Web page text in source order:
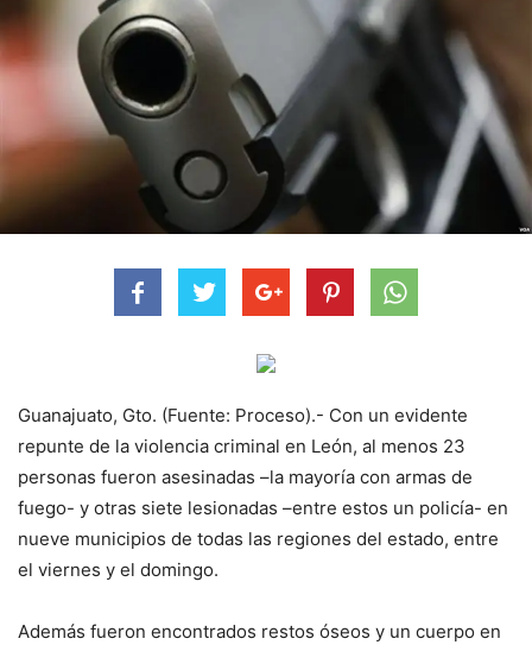
Guanajuato, Gto. (Fuente: Proceso).- Con un evidente
repunte de la violencia criminal en León, al menos 23
personas fueron asesinadas –la mayoría con armas de
fuego- y otras siete lesionadas –entre estos un policía- en
nueve municipios de todas las regiones del estado, entre
el viernes y el domingo.
Además fueron encontrados restos óseos y un cuerpo en